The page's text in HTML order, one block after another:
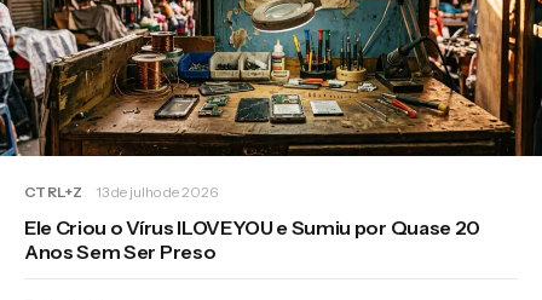
CTRL+Z 13 de julho de 2026
Ele Criou o Vírus ILOVEYOU e Sumiu por Quase 20
Anos Sem Ser Preso